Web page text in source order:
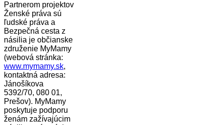
Partnerom projektov
Ženské práva sú
ľudské práva a
Bezpečná cesta z
násilia je občianske
združenie MyMamy
(webová stránka:
www.mymamy.sk,
kontaktná adresa:
Jánošíkova
5392/70, 080 01,
Prešov). MyMamy
poskytuje podporu
ženám zažívajúcim